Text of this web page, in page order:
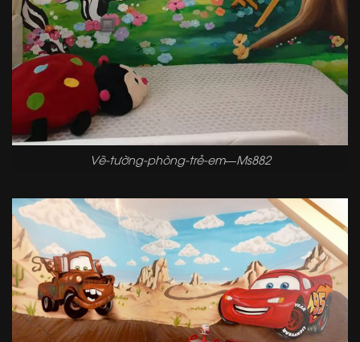
Vẽ-tường-phòng-trẻ-em—Ms882